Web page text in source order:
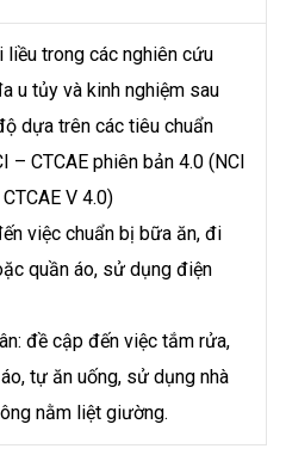
trong các nghiên cứu
u tủy và kinh nghiệm sau
dựa trên các tiêu chuẩn
CTCAE phiên bản 4.0 (NCI
V 4.0)
việc chuẩn bị bữa ăn, đi
quần áo, sử dụng điện
đề cập đến việc tắm rửa,
tự ăn uống, sử dụng nhà
nằm liệt giường.